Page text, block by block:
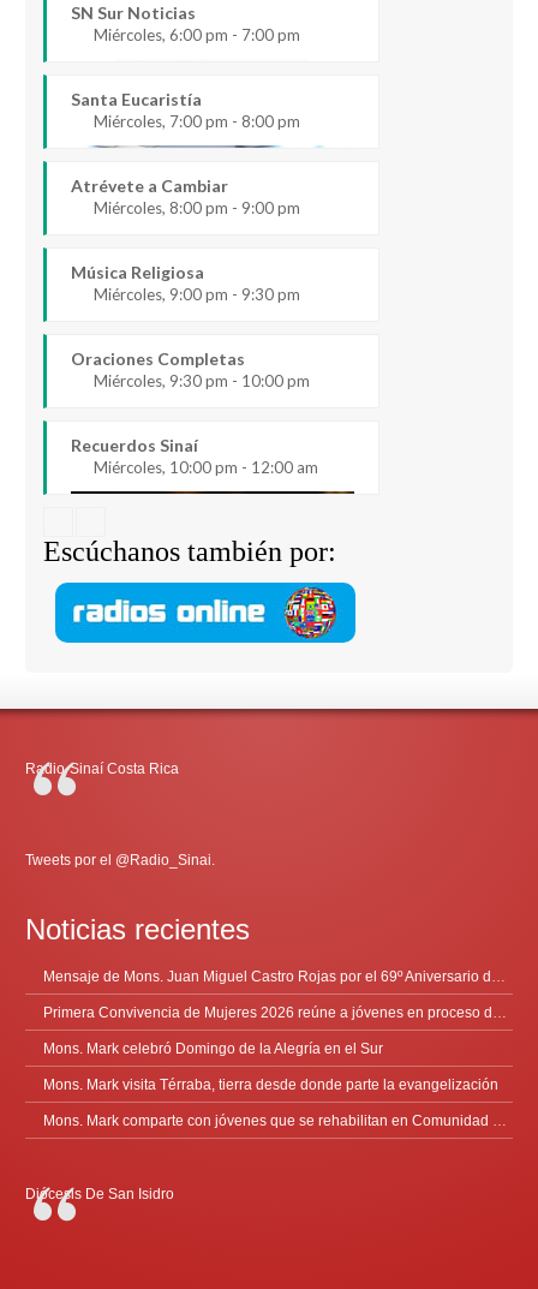
SN Sur Noticias
Miércoles, 6:00 pm - 7:00 pm
Santa Eucaristía
Miércoles, 7:00 pm - 8:00 pm
Atrévete a Cambiar
Miércoles, 8:00 pm - 9:00 pm
Música Religiosa
Miércoles, 9:00 pm - 9:30 pm
Oraciones Completas
Miércoles, 9:30 pm - 10:00 pm
Recuerdos Sinaí
Miércoles, 10:00 pm - 12:00 am
Escúchanos también por:
Radio-Sinaí Costa Rica
Tweets por el @Radio_Sinai.
Noticias recientes
Mensaje de Mons. Juan Miguel Castro Rojas por el 69º Aniversario de Radio Sinaí
Primera Convivencia de Mujeres 2026 reúne a jóvenes en proceso de discernimiento vocacional
Mons. Mark celebró Domingo de la Alegría en el Sur
Mons. Mark visita Térraba, tierra desde donde parte la evangelización
Mons. Mark comparte con jóvenes que se rehabilitan en Comunidad Cenáculo
Diócesis De San Isidro